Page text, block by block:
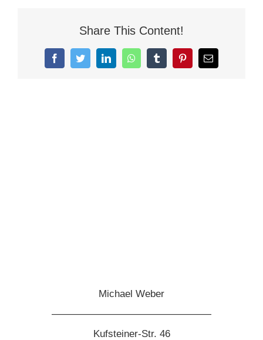
Share This Content!
FacebookTwitterLinkedInWhatsAppTumblrPinterest
E-
Mail
Michael Weber
————————————————
Kufsteiner-Str. 46